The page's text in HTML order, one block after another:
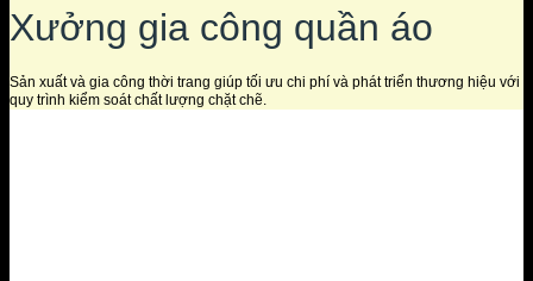
Xưởng gia công quần áo
Sản xuất và gia công thời trang giúp tối ưu chi phí và phát triển thương hiệu với
quy trình kiểm soát chất lượng chặt chẽ.